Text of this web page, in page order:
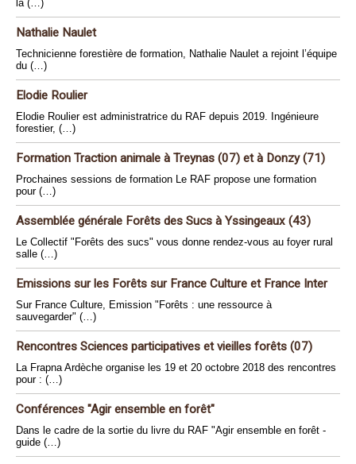
la (…)
Nathalie Naulet
Technicienne forestière de formation, Nathalie Naulet a rejoint l’équipe
du (…)
Elodie Roulier
Elodie Roulier est administratrice du RAF depuis 2019. Ingénieure
forestier, (…)
Formation Traction animale à Treynas (07) et à Donzy (71)
Prochaines sessions de formation Le RAF propose une formation
pour (…)
Assemblée générale Forêts des Sucs à Yssingeaux (43)
Le Collectif "Forêts des sucs" vous donne rendez-vous au foyer rural
salle (…)
Emissions sur les Forêts sur France Culture et France Inter
Sur France Culture, Emission "Forêts : une ressource à
sauvegarder" (…)
Rencontres Sciences participatives et vieilles forêts (07)
La Frapna Ardèche organise les 19 et 20 octobre 2018 des rencontres
pour : (…)
Conférences "Agir ensemble en forêt"
Dans le cadre de la sortie du livre du RAF "Agir ensemble en forêt -
guide (…)